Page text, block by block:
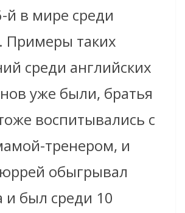
й в мире среди
Примеры таких
среди английских
уже были, братья
воспитывались с
тренером, и
обыгрывал
и был среди 10